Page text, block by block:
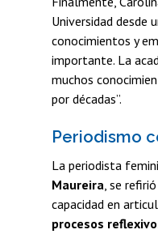
Universidad desde
conocimientos y
importante. La
muchos
por décadas”.
Periodismo
La periodista
Maureira, se
capacidad en
procesos